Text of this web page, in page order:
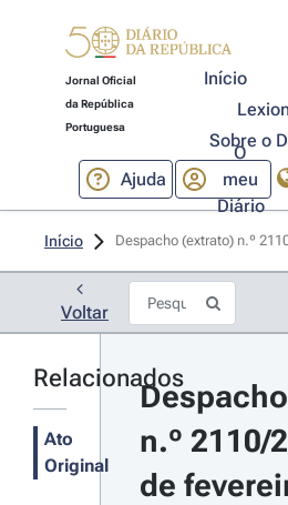
Jornal Oficial
da República
Portuguesa
Início
Sobre o
Ajuda
O
meu
Diário
Início Despacho (extrato) n.º
Voltar
Relacionados
Ato
Original
n.º 2110/
de